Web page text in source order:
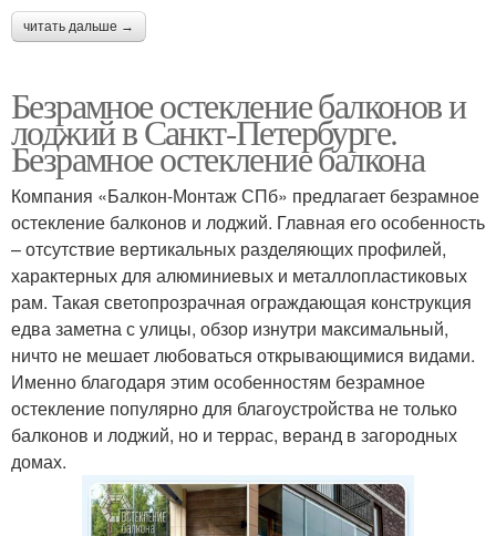
читать дальше →
Безрамное остекление балконов и
лоджий в Санкт-Петербурге.
Безрамное остекление балкона
Компания «Балкон-Монтаж СПб» предлагает безрамное
остекление балконов и лоджий. Главная его особенность
– отсутствие вертикальных разделяющих профилей,
характерных для алюминиевых и металлопластиковых
рам. Такая светопрозрачная ограждающая конструкция
едва заметна с улицы, обзор изнутри максимальный,
ничто не мешает любоваться открывающимися видами.
Именно благодаря этим особенностям безрамное
остекление популярно для благоустройства не только
балконов и лоджий, но и террас, веранд в загородных
домах.